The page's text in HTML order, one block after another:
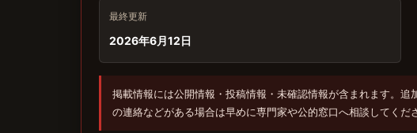
最終更新
2026年6月12日
掲載情報には公開情報・投稿情報・未確認情報が含まれます。
の連絡などがある場合は早めに専門家や公的窓口へ相談してくだ